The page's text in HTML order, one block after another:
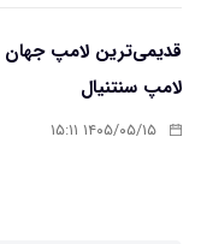
لامپ سنتنیال
۱۴۰۵/۰۵/۱۵ ۱۵:۱۱